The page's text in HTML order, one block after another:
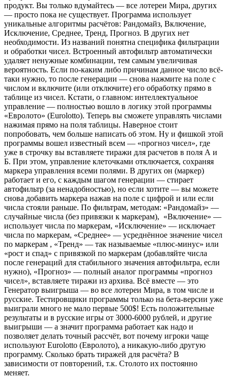
продукт. Вы только вдумайтесь — все лотереи Мира, других
— просто пока не существует. Программа использует
уникальные алгоритмы расчётов: Рандомайз, Включение,
Исключение, Среднее, Тренд, Прогноз. В других нет
необходимости. Из названий понятна специфика фильтрации
и обработки чисел. Встроенный автофильтр автоматически
удаляет ненужные комбинации, тем самым увеличивая
вероятность. Если по-каким либо причинам данное число всё-
таки нужно, то после генерации — снова нажмите на поле с
числом и включите (или отключите) его обработку прямо в
таблице из чисел. Кстати, о главном: интеллектуальное
управление — полностью вошло в логику этой программы
«Евролото» (Eurolotto). Теперь вы сможете управлять числами
нажимая прямо на поля таблицы. Наверное стоит
попробовать, чем больше написать об этом. Ну и фишкой этой
программы вошел известный всем — «прогноз чисел», где
уже в строчку вы вставляете тиражи для расчетов в поля А и
Б. При этом, управление клеточками отключается, сохраняя
маркера управления всеми полями. В других он (маркер)
работает и его, с каждым шагом генерации — стирает
автофильтр (за ненадобностью), но если хотите — вы можете
снова добавить маркера нажав на поле с цифрой и или если
числа стояли раньше. По фильтрам, методам: «Рандомайз» —
случайные числа (без привязки к маркерам), «Включение» —
использует числа по маркерам, «Исключение» — исключает
числа по маркерам, «Среднее» — усреднённое значение чисел
по маркерам , «Тренд» — так называемые «плюс-минус» или
«рост и спад» с привязкой по маркерам (добавляйте числа
после генераций для стабильного значения автофильтра, если
нужно), «Прогноз» — полный аналог программы «прогноз
чисел», вставляете тиражи из архива. Всё вместе — это
Генератор выигрыша — во все лотереи Мира, в том числе и
русские. Тестировщики программы только на бета-версии уже
выиграли много не мало первые 500$! Есть положительные
результаты и в русские игры от 3000-6000 рублей, и другие
выигрыши — а значит программа работает как надо и
позволяет делать точный рассчёт, вот почему игроки чаще
используют Eurolotto (Евролото), а никакую-либо другую
программу. Сколько брать тиражей для расчёта? В
зависимости от повторений, т.к. Столото их постоянно
меняет.